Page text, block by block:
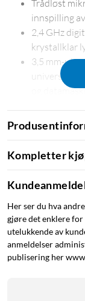
Trådløst
innspilling
2,4 GHz
krystallklar
3,5 mm-
universell
og
over 40 timer.
Mulighet
kombinere
Sender eller
Senderenhetene
mikrofonen som
Kompletter
Her ser du hva
gjøre det enklere for
utelukkende av
anmeldelser
publisering her